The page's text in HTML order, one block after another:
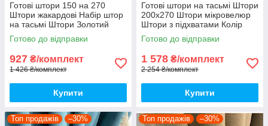
Готові штори 150 на 270
Штори жакардові Набір штор
на тасьмі Штори Золотий
Готово до відправки
927 ₴/комплект
1 426 ₴/комплект
Купити
Готові штори на тасьмі Штори
200х270 Штори мікровелюр
Штори з підхватами Колір
кремовий
Готово до відправки
1 578 ₴/комплект
2 254 ₴/комплект
Купити
Топ продажів –30% Топ продажів –30%